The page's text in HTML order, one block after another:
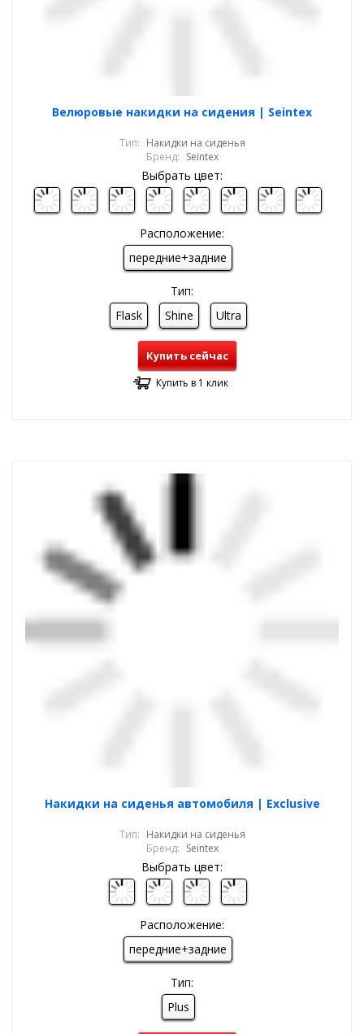
Велюровые накидки на сидения | Seintex
Тип: Накидки на сиденья
Бренд: Seintex
Выбрать цвет:
Расположение:
передние+задние
Тип:
Flask
Shine Ultra
Купить сейчас
Купить в 1 клик
Накидки на сиденья автомобиля | Exclusive
Тип: Накидки на сиденья
Бренд: Seintex
Выбрать цвет:
Расположение:
передние+задние
Тип:
Plus